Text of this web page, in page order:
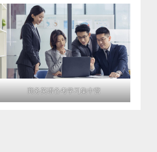
商务英语备考学习集中营